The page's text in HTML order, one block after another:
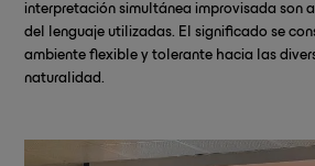
interpretación simultánea improvisada son
del lenguaje utilizadas. El significado se
ambiente flexible y tolerante hacia las
naturalidad.